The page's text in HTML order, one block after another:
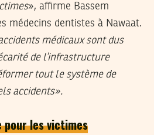
», affirme Bassem
médecins dentistes à Nawaat.
médicaux sont dus
de l’infrastructure
tout le système de
accidents».
pour les victimes